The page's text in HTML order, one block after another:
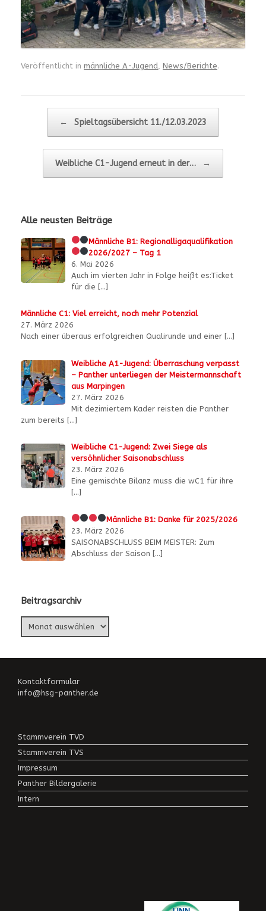
Veröffentlicht in männliche A-Jugend News/Berichte.
← Spieltagsübersicht 11./12.03.2023
Weibliche C1-Jugend erneut in der… →
Alle neusten Beiträge
Männliche B1:Regionalligaqualifikation
2026/2027 – Tag 1
6. Mai 2026
Auch im vierten Jahr in Folge heißt es:Ticket
für die […]
Männliche C1: Viel erreicht, noch mehr Potenzial
27. März 2026
Nach einer überaus erfolgreichen Qualirunde und einer […]
Weibliche A1-Jugend: Überraschung verpasst
– Panther unterliegen der Meistermannschaft
aus Marpingen
27. März 2026
Mit dezimiertem Kader reisten die Panther
zum bereits […]
Weibliche C1-Jugend: Zwei Siege als
versöhnlicher Saisonabschluss
23. März 2026
Eine gemischte Bilanz muss die wC1 für ihre
[…]
Männliche B1: Danke für 2025/2026
23. März 2026
SAISONABSCHLUSS BEIM MEISTER: Zum
Abschluss der Saison […]
Beitragsarchiv
Kontaktformular
info@hsg-panther.de
Stammverein TVD
Stammverein TVS
Impressum
Panther Bildergalerie
Intern